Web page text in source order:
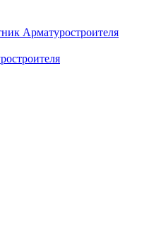
Арматуростроителя